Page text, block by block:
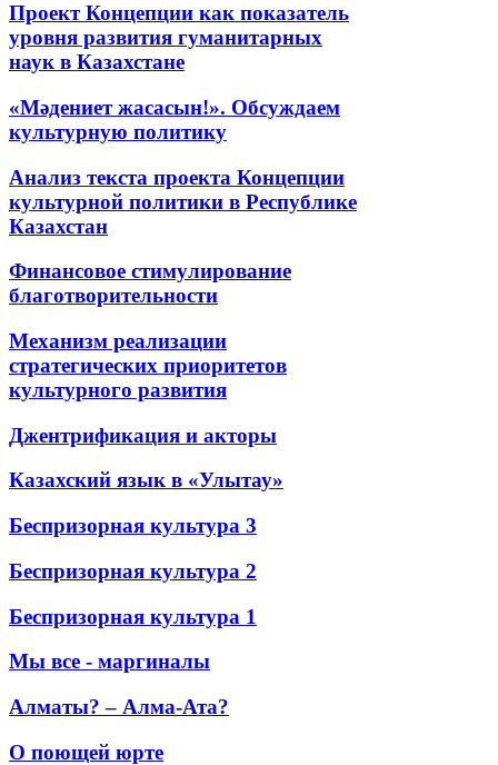
Проект Концепции как показатель
уровня развития гуманитарных
наук в Казахстане
«Мәдениет жасасын!». Обсуждаем
культурную политику
Анализ текста проекта Концепции
культурной политики в Республике
Казахстан
Финансовое стимулирование
благотворительности
Механизм реализации
стратегических приоритетов
культурного развития
Джентрификация и акторы
Казахский язык в «Улытау»
Беспризорная культура 3
Беспризорная культура 2
Беспризорная культура 1
Мы все - маргиналы
Алматы? – Алма-Ата?
О поющей юрте